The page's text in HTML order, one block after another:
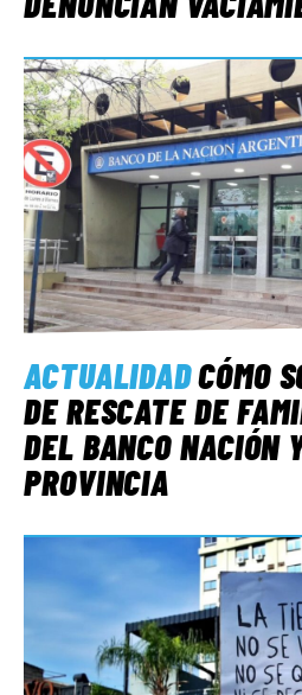
ACTUALIDADCÓMO
DE RESCATE DE
DEL BANCO NACIÓN
PROVINCIA